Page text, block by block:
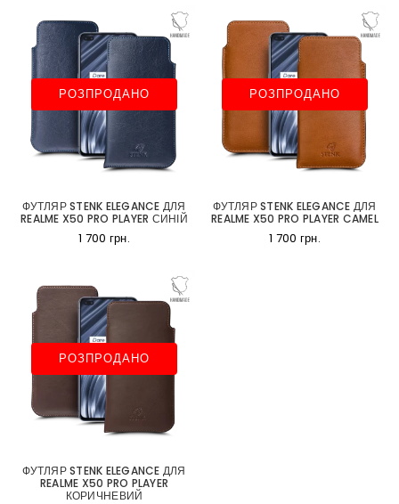
РОЗПРОДАНО
ФУТЛЯР STENK ELEGANCE ДЛЯ
REALME X50 PRO PLAYER СИНІЙ
1 700 грн.
РОЗПРОДАНО
ФУТЛЯР STENK ELEGANCE ДЛЯ
REALME X50 PRO PLAYER CAMEL
1 700 грн.
РОЗПРОДАНО
ФУТЛЯР STENK ELEGANCE ДЛЯ
REALME X50 PRO PLAYER
КОРИЧНЕВИЙ